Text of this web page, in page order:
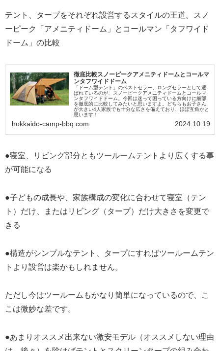
テント、タープをそれぞれ設営するスタイルの王道。スノ
ーピーク「アメニティドーム」とコールマン「タフワイド
ドーム」の比較
徹底比較スノーピークアメニティドームとコールマ
ンタフワイドドーム
「ドーム型テント」のベストセラー、ロングセラーとして選
ばれているのが、スノーピークアメニティドームとコールマ
ンタフワイドドーム。今回は迷って困っている方向けに細部
を徹底的に比較してみたいと思いますよ。どちらもお子さん
が大きい4人家族でも十分な広さを備えており、ほぼ互角かと
思います！
hokkaido-camp-bbq.com 2024.10.19
●寝室、リビング部分ともツールームテントより広くする事
が可能になる
●子どもの成長や、家族構成の変化に合わせて寝室（テン
ト）だけ、またはリビング（タープ）だけ大きさを変更で
きる
●構造がシンプルなテント、タープにすればツールームテン
トより設営は楽かもしれません。
ただし今はツールームもかなり簡単になっているので、こ
こは微妙な差です。
●あまりオススメ出来ない激安モデル（オススメしない理由